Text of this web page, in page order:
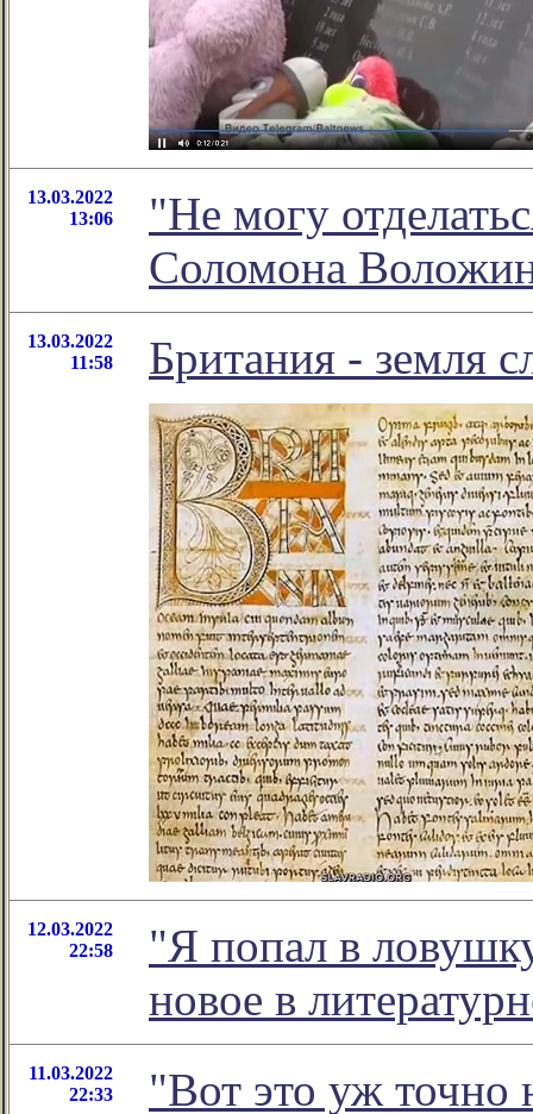
13.03.2022
13:06
"Не могу
Соломона
13.03.2022
11:58
Британия - земля
12.03.2022
22:58
"Я попал в
новое в
11.03.2022
22:33
"Вот это уж точно